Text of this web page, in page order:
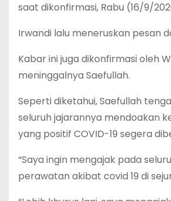
saat dikonfirmasi, Rabu (16/9/
Irwandi lalu meneruskan pesan
Kabar ini juga dikonfirmasi oleh
meninggalnya Saefullah.
Seperti diketahui, Saefullah
seluruh jajarannya mendoakan
yang positif COVID-19 segera
“Saya ingin mengajak pada
perawatan akibat covid 19 di